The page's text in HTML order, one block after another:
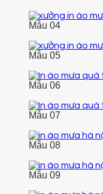
Mẫu 04
Mẫu 05
Mẫu 06
Mẫu 07
Mẫu 08
Mẫu 09